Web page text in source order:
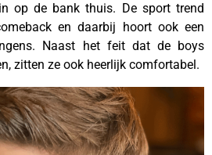
op de bank thuis. De sport trend
en daarbij hoort ook een
Naast het feit dat de boys
zitten ze ook heerlijk comfortabel.